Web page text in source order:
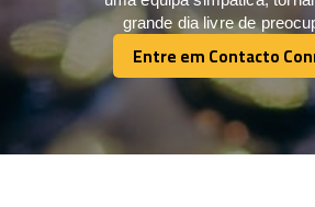
grande dia livre de
Entre em Contacto
Entre em Contacto